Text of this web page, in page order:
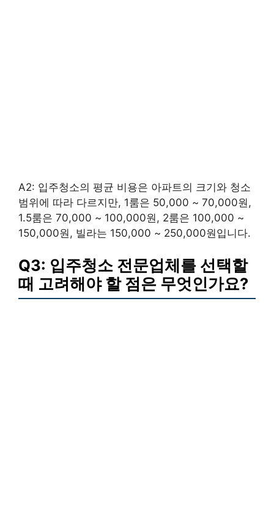
A2: 입주청소의 평균 비용은 아파트의 크기와 청소
범위에 따라 다르지만, 1룸은 50,000 ~ 70,000원,
1.5룸은 70,000 ~ 100,000원, 2룸은 100,000 ~
150,000원, 빌라는 150,000 ~ 250,000원입니다.
Q3: 입주청소 전문업체를 선택할
때 고려해야 할 점은 무엇인가요?